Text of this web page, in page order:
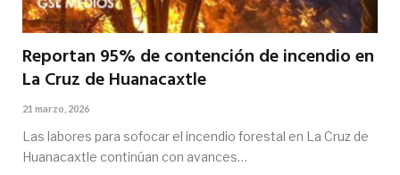
Reportan 95% de contención de incendio en
La Cruz de Huanacaxtle
21 marzo, 2026
Las labores para sofocar el incendio forestal en La Cruz de
Huanacaxtle continúan con avances…